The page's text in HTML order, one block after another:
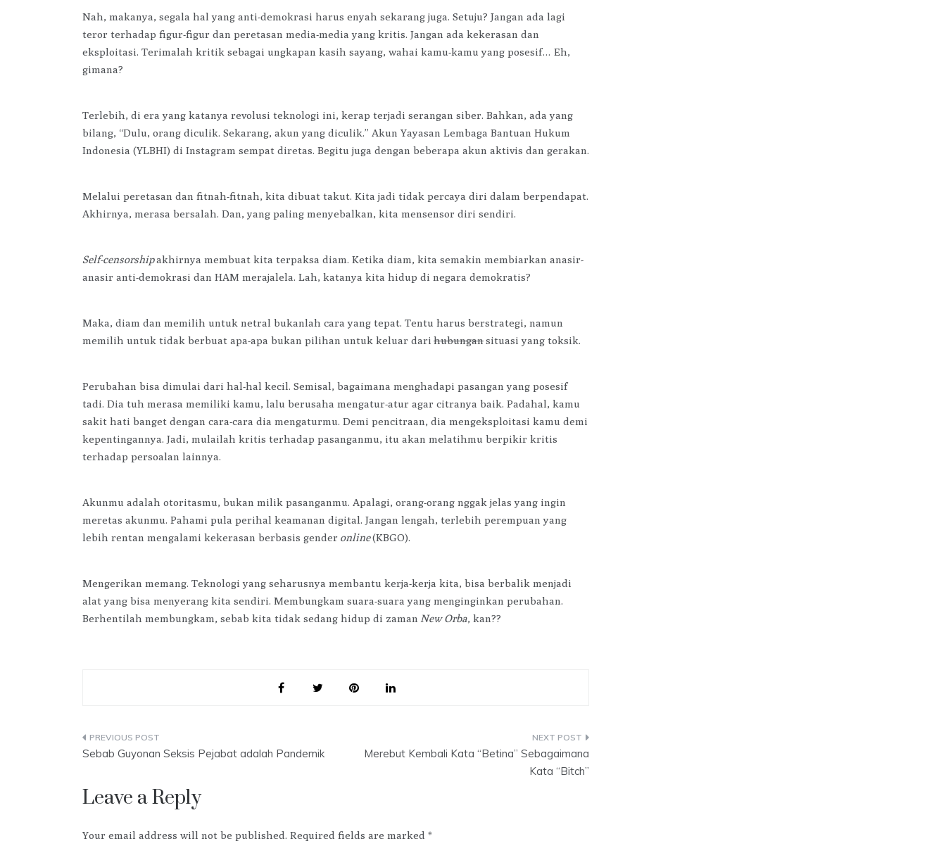
Nah, makanya, segala hal yang anti-demokrasi harus enyah sekarang juga. Setuju? Jangan ada lagi
teror terhadap figur-figur dan peretasan media-media yang kritis. Jangan ada kekerasan dan
eksploitasi. Terimalah kritik sebagai ungkapan kasih sayang, wahai kamu-kamu yang posesif… Eh,
gimana?
Terlebih, di era yang katanya revolusi teknologi ini, kerap terjadi serangan siber. Bahkan, ada yang
bilang, “Dulu, orang diculik. Sekarang, akun yang diculik.” Akun Yayasan Lembaga Bantuan Hukum
Indonesia (YLBHI) di Instagram sempat diretas. Begitu juga dengan beberapa akun aktivis dan gerakan.
Melalui peretasan dan fitnah-fitnah, kita dibuat takut. Kita jadi tidak percaya diri dalam berpendapat.
Akhirnya, merasa bersalah. Dan, yang paling menyebalkan, kita mensensor diri sendiri.
Self-censorshipakhirnya membuat kita terpaksa diam. Ketika diam, kita semakin membiarkan anasir-
anasir anti-demokrasi dan HAM merajalela. Lah, katanya kita hidup di negara demokratis?
Maka, diam dan memilih untuk netral bukanlah cara yang tepat. Tentu harus berstrategi, namun
memilih untuk tidak berbuat apa-apa bukan pilihan untuk keluar dari hubungansituasi yang toksik.
Perubahan bisa dimulai dari hal-hal kecil. Semisal, bagaimana menghadapi pasangan yang posesif
tadi. Dia tuh merasa memiliki kamu, lalu berusaha mengatur-atur agar citranya baik. Padahal, kamu
sakit hati banget dengan cara-cara dia mengaturmu. Demi pencitraan, dia mengeksploitasi kamu demi
kepentingannya. Jadi, mulailah kritis terhadap pasanganmu, itu akan melatihmu berpikir kritis
terhadap persoalan lainnya.
Akunmu adalah otoritasmu, bukan milik pasanganmu. Apalagi, orang-orang nggak jelas yang ingin
meretas akunmu. Pahami pula perihal keamanan digital. Jangan lengah, terlebih perempuan yang
lebih rentan mengalami kekerasan berbasis gender online(KBGO).
Mengerikan memang. Teknologi yang seharusnya membantu kerja-kerja kita, bisa berbalik menjadi
alat yang bisa menyerang kita sendiri. Membungkam suara-suara yang menginginkan perubahan.
Berhentilah membungkam, sebab kita tidak sedang hidup di zaman New Orba, kan??
Post
Sebab Guyonan Seksis Pejabat adalah Pandemik
Merebut Kembali Kata “Betina” Sebagaimana
Kata “Bitch”
Leave a Reply
Your email address will not be published. Required fields are marked *